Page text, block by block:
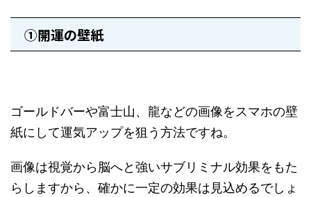
①開運の壁紙
ゴールドバーや富士山、龍などの画像をスマホの壁
紙にして運気アップを狙う方法ですね。
画像は視覚から脳へと強いサブリミナル効果をもた
らしますから、確かに一定の効果は見込めるでしょ